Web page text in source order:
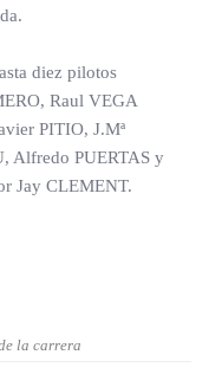
diez pilotos
Raul VEGA
PITIO, J.Mª
Alfredo PUERTAS y
Jay CLEMENT.
la carrera